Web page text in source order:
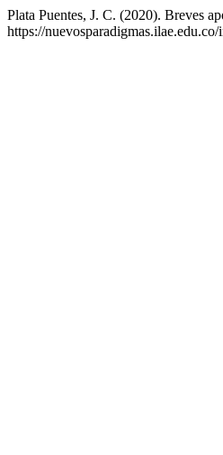
Plata Puentes, J. C. (2020). Breves
https://